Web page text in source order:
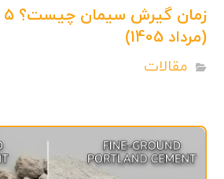
(مرداد 1405)
مقالات